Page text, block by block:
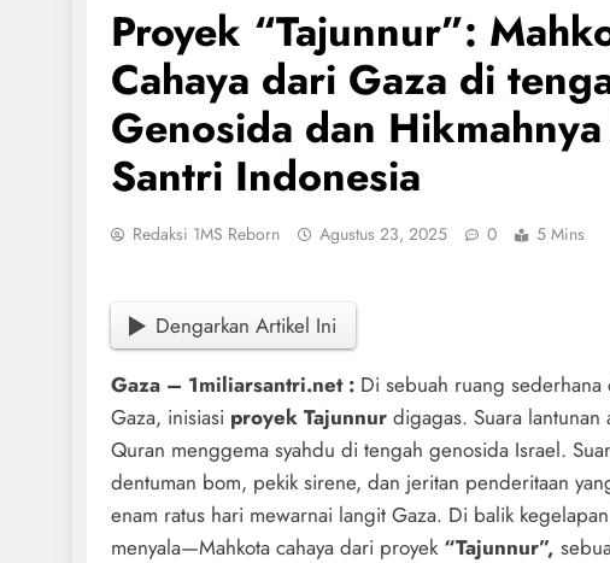
Proyek “Tajunnur”:
Cahaya dari Gaza di
Genosida dan
Santri Indonesia
Redaksi 1MS Reborn Agustus 23, 2025 0 5 Mins
Dengarkan Artikel Ini
Gaza – 1miliarsantri.net : Di sebuah ruang sederhana
Gaza, inisiasi proyek Tajunnur digagas. Suara lantunan
Quran menggema syahdu di tengah genosida Israel.
dentuman bom, pekik sirene, dan jeritan penderitaan
enam ratus hari mewarnai langit Gaza. Di balik
menyala—Mahkota cahaya dari proyek “Tajunnur”,